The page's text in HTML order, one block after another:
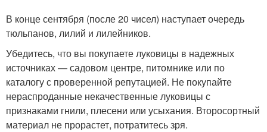
В конце сентября (после 20 чисел) наступает очередь
тюльпанов, лилий и лилейников.
Убедитесь, что вы покупаете луковицы в надежных
источниках — садовом центре, питомнике или по
каталогу с проверенной репутацией. Не покупайте
нераспроданные некачественные луковицы с
признаками гнили, плесени или усыхания. Второсортный
материал не прорастет, потратитесь зря.